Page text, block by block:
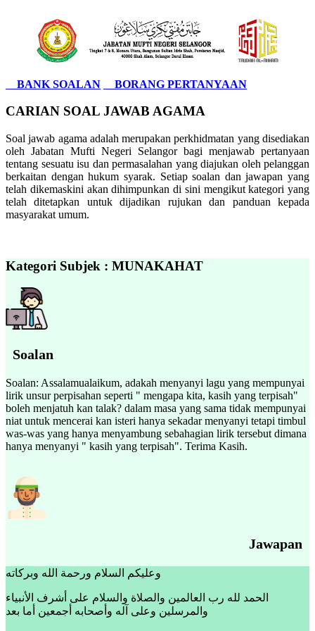
BANK SOALAN BORANG PERTANYAAN
CARIAN SOAL JAWAB AGAMA
Soal jawab agama adalah merupakan perkhidmatan yang disediakan
oleh Jabatan Mufti Negeri Selangor bagi menjawab pertanyaan
tentang sesuatu isu dan permasalahan yang diajukan oleh pelanggan
berkaitan dengan hukum syarak. Setiap soalan dan jawapan yang
telah dikemaskini akan dihimpunkan di sini mengikut kategori yang
telah ditetapkan untuk dijadikan rujukan dan panduan kepada
masyarakat umum.
Kategori Subjek : MUNAKAHAT
Soalan
Soalan: Assalamualaikum, adakah menyanyi lagu yang mempunyai
lirik unsur perpisahan seperti " mengapa kita, kasih yang terpisah"
boleh menjatuh kan talak? dalam masa yang sama tidak mempunyai
niat untuk mencerai kan isteri hanya sekadar menyanyi tetapi timbul
was-was yang hanya menyambung sebahagian lirik tersebut dimana
hanya menyanyi " kasih yang terpisah". Terima Kasih.
Jawapan
وعليكم السلام ورحمة الله وبركاته
الحمد لله رب العالمين والصلاة والسلام على أشرف الأنبياء
والمرسلين وعلى آله وأصحابه أجمعين أما بعد